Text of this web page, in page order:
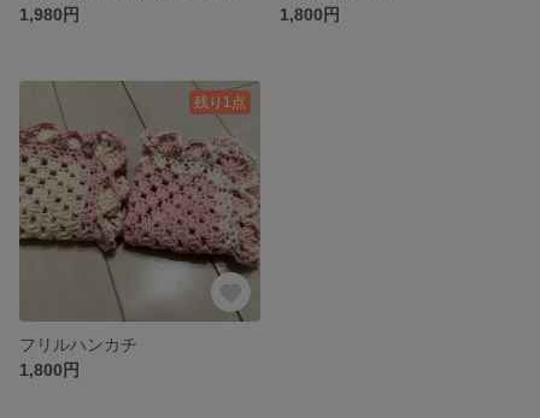
1,980円
1,800円
残り1点
フリルハンカチ
1,800円